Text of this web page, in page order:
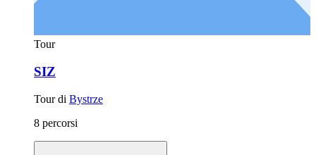
Tour
SIZ
Tour di Bystrze
8 percorsi